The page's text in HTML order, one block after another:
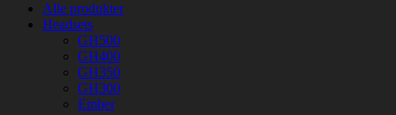
Alle produkter
Headsets
GH500
GH400
GH350
GH300
Ember